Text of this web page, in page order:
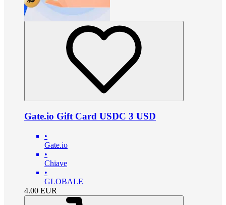
Gate.io Gift Card USDC 3 USD
•
Gate.io
•
Chiave
•
GLOBALE
4.00 EUR